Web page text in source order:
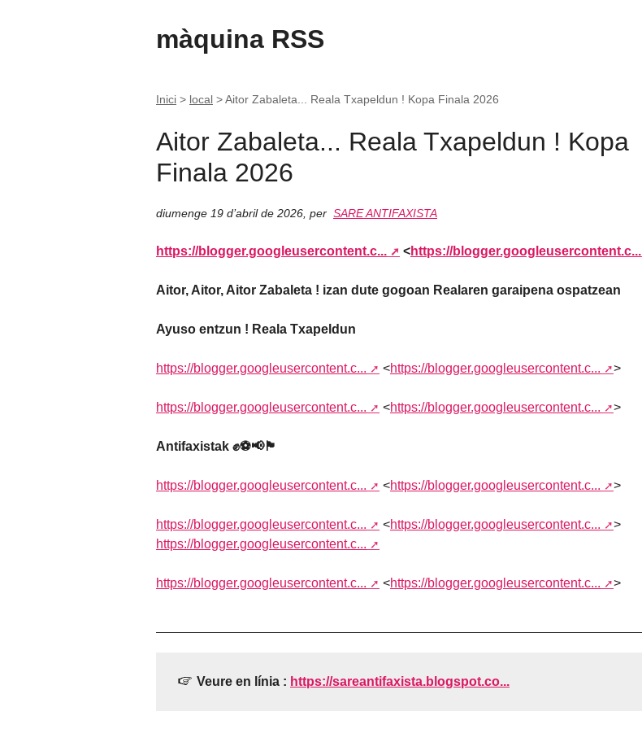
màquina RSS
Inici > local >Aitor Zabaleta... Reala Txapeldun ! Kopa Finala 2026
Aitor Zabaleta... Reala Txapeldun ! Kopa
Finala 2026
diumenge 19 d’abril de 2026 per SARE ANTIFAXISTA
https://blogger.googleusercontent.c... <https://blogger.googleusercontent.c...
Aitor, Aitor, Aitor Zabaleta ! izan dute gogoan Realaren garaipena ospatzean
Ayuso entzun ! Reala Txapeldun
https://blogger.googleusercontent.c... <https://blogger.googleusercontent.c... >
https://blogger.googleusercontent.c... <https://blogger.googleusercontent.c... >
Antifaxistak ✊⚽️📢🏴
https://blogger.googleusercontent.c... <https://blogger.googleusercontent.c... >
https://blogger.googleusercontent.c... <https://blogger.googleusercontent.c...
>
https://blogger.googleusercontent.c...
https://blogger.googleusercontent.c... <https://blogger.googleusercontent.c... >
Veure en línia : https://sareantifaxista.blogspot.co...